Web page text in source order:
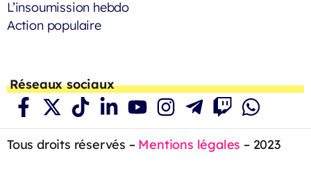
L’insoumission hebdo
Action populaire
Réseaux sociaux
Tous droits réservés – Mentions légales – 2023